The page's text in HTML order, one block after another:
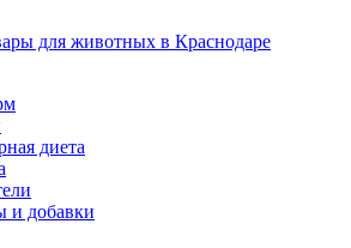
диета
и добавки